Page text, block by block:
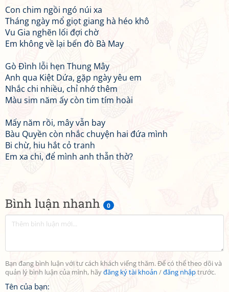
Bình luận nhanh 0
Bạn đang bình luận với tư cách khách viếng thăm. Để có thể theo dõi và
quản lý bình luận của mình, hãyđăng ký tài khoản /đăng nhậptrước.
Tên của bạn:
Con chim ngồi ngó núi xa
Tháng ngày mổ giọt giang hà héo khô
Vu Gia nghẽn lối đợi chờ
Em không về lại bến đò Bà May
Gò Đình lỗi hẹn Thung Mây
Anh qua Kiệt Dứa, gặp ngày yêu em
Nhắc chi nhiều, chỉ nhớ thêm
Màu sim năm ấy còn tim tím hoài
Mấy năm rồi, mây vẫn bay
Bàu Quyền còn nhắc chuyện hai đứa mình
Bi chừ, hiu hắt cỏ tranh
Em xa chi, để mình anh thẫn thờ?